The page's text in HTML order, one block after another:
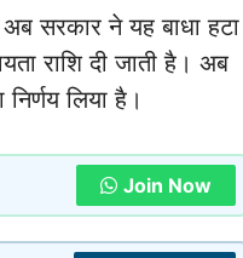
सरकार ने यह बाधा हटा
राशि दी जाती है। अब
लिया है।
Join Now